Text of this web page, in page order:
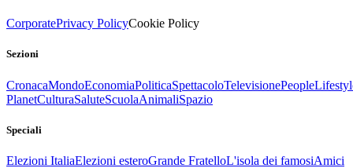
CorporatePrivacy PolicyCookie Policy
Sezioni
CronacaMondoEconomiaPoliticaSpettacoloTelevisionePeople
PlanetCulturaSaluteScuolaAnimaliSpazio
Speciali
Elezioni ItaliaElezioni esteroGrande FratelloL'isola dei famosiAmici